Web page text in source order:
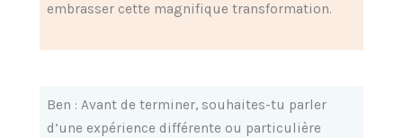
embrasser cette magnifique transformation.
Ben : Avant de terminer, souhaites-tu parler
d’une expérience différente ou particulière